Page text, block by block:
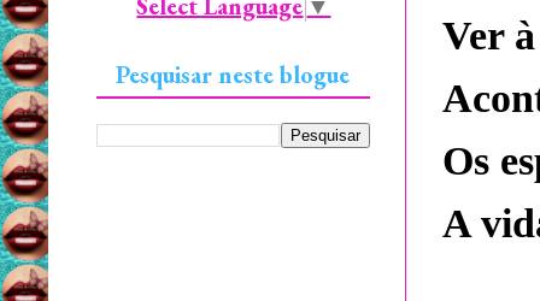
Ver
Os
A
Pesquisar neste blogue